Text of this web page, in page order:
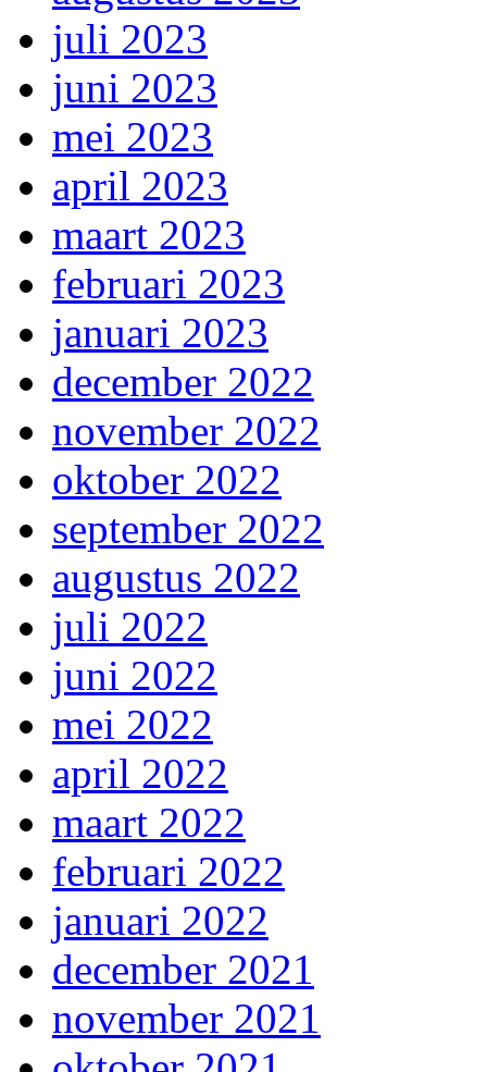
juli 2023
juni 2023
mei 2023
april 2023
maart 2023
februari 2023
januari 2023
december 2022
november 2022
oktober 2022
september 2022
augustus 2022
juli 2022
juni 2022
mei 2022
april 2022
maart 2022
februari 2022
januari 2022
december 2021
november 2021